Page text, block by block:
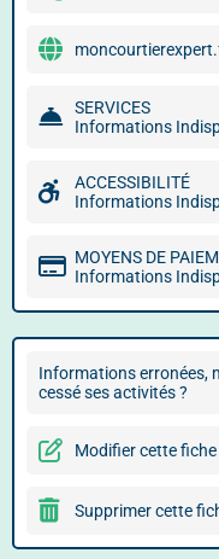
SERVICES
Informations
ACCESSIBILITÉ
Informations
MOYENS DE
Informations
Informations erronées,
cessé ses activités ?
Modifier cette
Supprimer cette